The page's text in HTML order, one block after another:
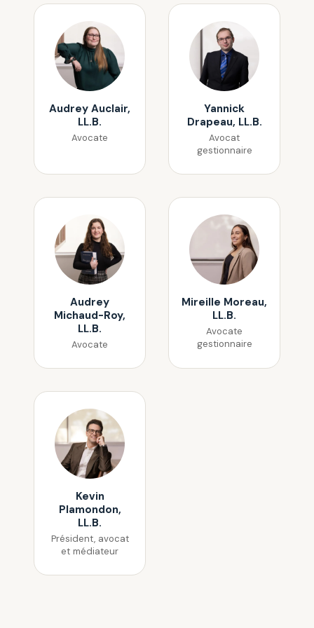
Audrey Auclair,
LL.B.
Avocate
Yannick
Drapeau, LL.B.
Avocat
gestionnaire
Audrey
Michaud-Roy,
LL.B.
Avocate
Mireille Moreau,
LL.B.
Avocate
gestionnaire
Kevin
Plamondon,
LL.B.
Président, avocat
et médiateur